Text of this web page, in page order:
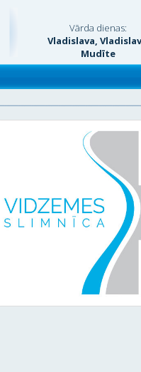
Vārda dienas:
Vladislava,
Mudīte